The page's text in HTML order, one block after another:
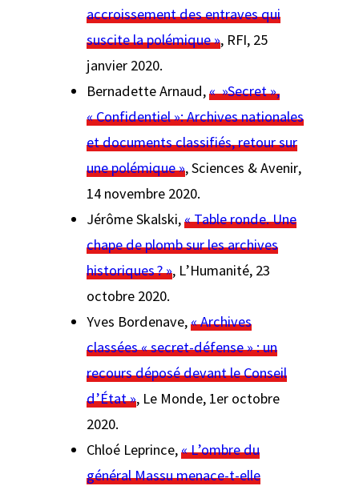
accroissement des entraves qui
suscite la polémique », RFI, 25
janvier 2020.
Bernadette Arnaud,« »Secret »,
« Confidentiel »: Archives nationales
et documents classifiés, retour sur
une polémique »,Sciences & Avenir,
14 novembre 2020.
Jérôme Skalski,« Table ronde. Une
chape de plomb sur les archives
historiques ? », L’Humanité, 23
octobre 2020.
Yves Bordenave,« Archives
classées « secret-défense » : un
recours déposé devant le Conseil
d’État », Le Monde, 1er octobre
2020.
Chloé Leprince,« L’ombre du
général Massu menace-t-elle